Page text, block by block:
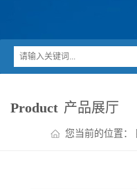
Product 产品展厅
您当前的位置：